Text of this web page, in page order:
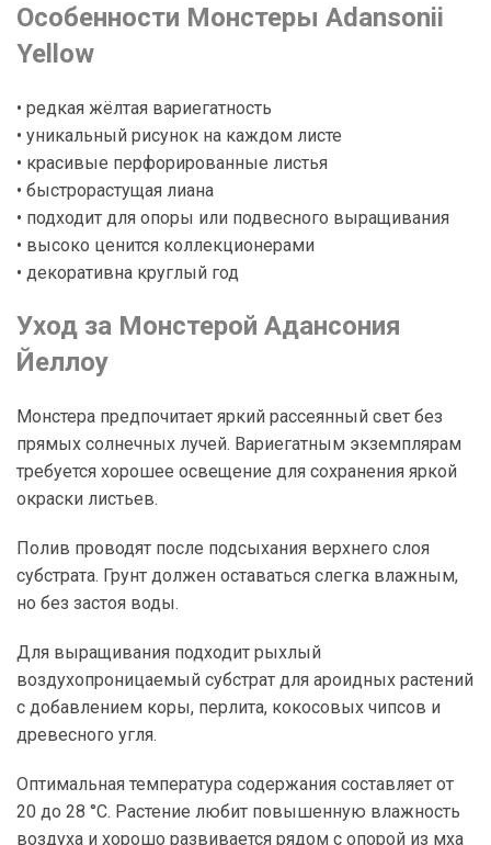
Особенности Монстеры Adansonii
Yellow
• редкая жёлтая вариегатность
• уникальный рисунок на каждом листе
• красивые перфорированные листья
• быстрорастущая лиана
• подходит для опоры или подвесного выращивания
• высоко ценится коллекционерами
• декоративна круглый год
Уход за Монстерой Адансония
Йеллоу
Монстера предпочитает яркий рассеянный свет без
прямых солнечных лучей. Вариегатным экземплярам
требуется хорошее освещение для сохранения яркой
окраски листьев.
Полив проводят после подсыхания верхнего слоя
субстрата. Грунт должен оставаться слегка влажным,
но без застоя воды.
Для выращивания подходит рыхлый
воздухопроницаемый субстрат для ароидных растений
с добавлением коры, перлита, кокосовых чипсов и
древесного угля.
Оптимальная температура содержания составляет от
20 до 28 °C. Растение любит повышенную влажность
воздуха и хорошо развивается рядом с опорой из мха